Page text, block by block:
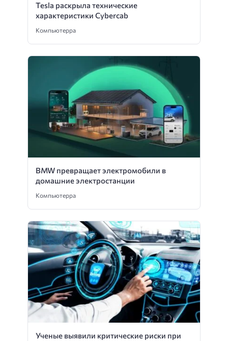
Tesla раскрыла технические
характеристики Cybercab
Компьютерра
BMW превращает электромобили в
домашние электростанции
Компьютерра
Ученые выявили критические риски при